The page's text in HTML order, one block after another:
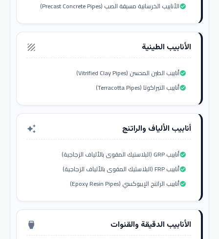
الأنابيب الخرسانية مسبقة الصب (Precast Concrete Pipes)check_circle
الأنابيب الطينية texture
أنابيب الطين المحسن (Vitrified Clay Pipes)check_circle
أنابيب التيراكوتا (Terracotta Pipes)check_circle
أنابيب الألياف والراتنج auto_awesome
أنابيب GRP (البلاستيك المقوى بالألياف الزجاجية)check_circle
أنابيب FRP (البلاستيك المقوى بالألياف الزجاجية)check_circle
أنابيب الراتنج الإيبوكسي (Epoxy Resin Pipes)check_circle
الأنابيب الدقيقة والقنوات settings_input_hdmi